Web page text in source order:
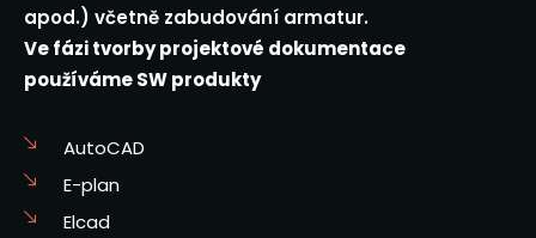
apod.) včetně zabudování armatur.
Ve fázi tvorby projektové dokumentace
používáme SW produkty
AutoCAD
E-plan
Elcad